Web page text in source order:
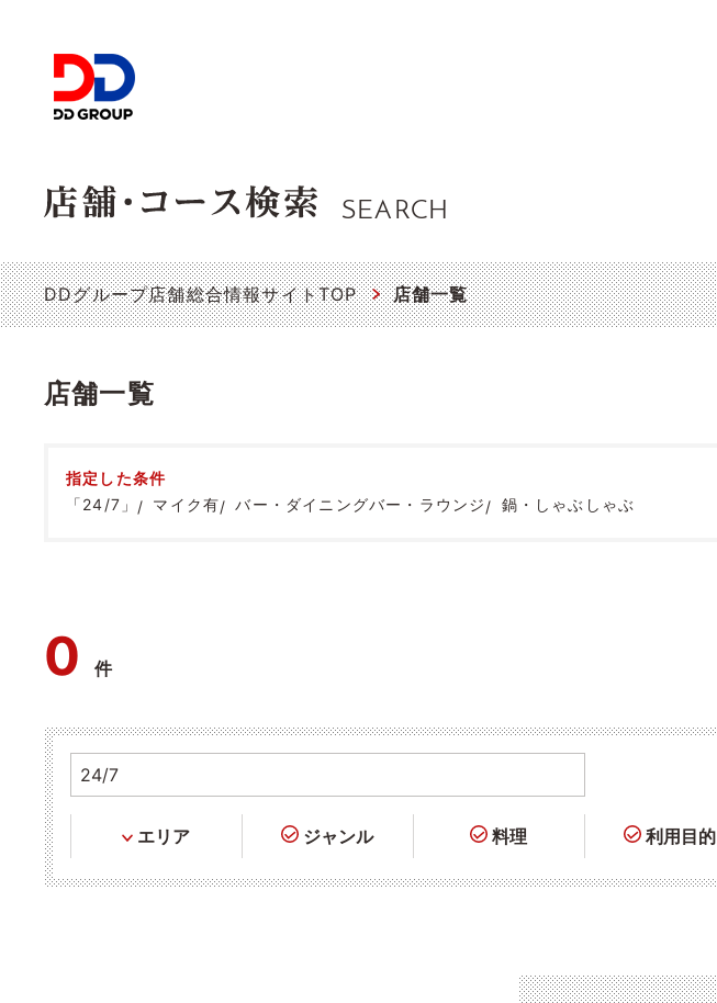
SEARCH
DDグループ店舗総合情報サイトTOP 店舗一覧
店舗一覧
指定した条件
「24/7」
マイク有 バー・ダイニングバー・ラウンジ 鍋・しゃぶしゃぶ
0件
エリア ジャンル 料理 利用目的